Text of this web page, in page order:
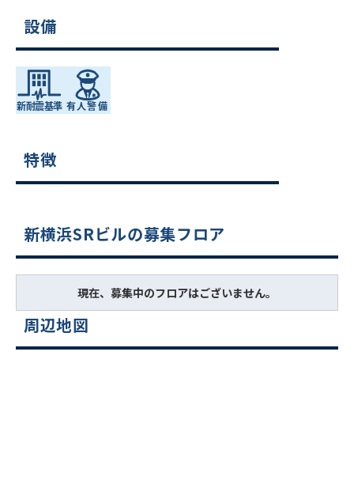
設備
特徴
新横浜SRビルの募集フロア
現在、募集中のフロアはございません。
周辺地図